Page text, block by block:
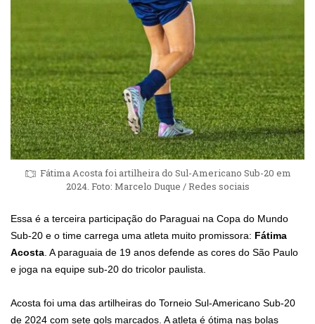
Fátima Acosta foi artilheira do Sul-Americano Sub-20 em
2024. Foto: Marcelo Duque / Redes sociais
Essa é a terceira participação do Paraguai na Copa do Mundo
Sub-20 e o time carrega uma atleta muito promissora: Fátima
Acosta. A paraguaia de 19 anos defende as cores do São Paulo
e joga na equipe sub-20 do tricolor paulista.
Acosta foi uma das artilheiras do Torneio Sul-Americano Sub-20
de 2024 com sete gols marcados. A atleta é ótima nas bolas